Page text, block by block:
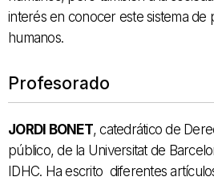
interés en conocer este sistema
humanos.
Profesorado
JORDI BONET, catedrático de
público, de la Universitat de
IDHC. Ha escrito diferentes